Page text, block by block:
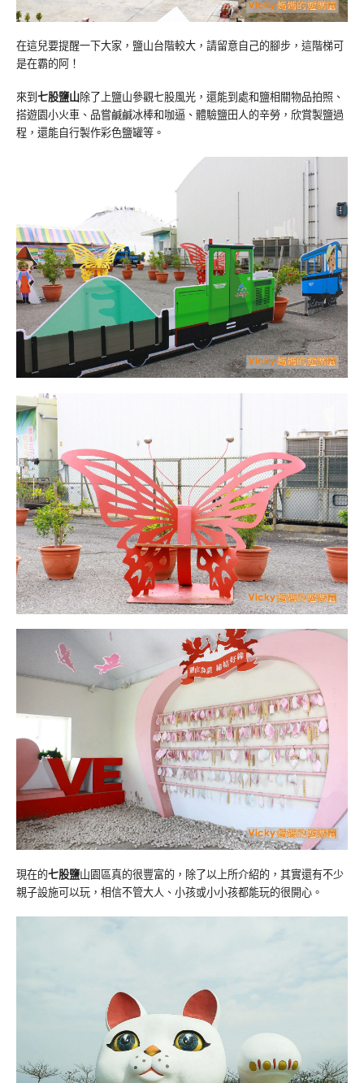
在這兒要提醒一下大家，鹽山台階較大，請留意自己的腳步，這階梯可
是在霸的阿！
來到七股鹽山除了上鹽山參觀七股風光，還能到處和鹽相關物品拍照、
搭遊園小火車、品嘗鹹鹹冰棒和咖逼、體驗鹽田人的辛勞，欣賞製鹽過
程，還能自行製作彩色鹽罐等。
現在的七股鹽山園區真的很豐富的，除了以上所介紹的，其實還有不少
親子設施可以玩，相信不管大人、小孩或小小孩都能玩的很開心。